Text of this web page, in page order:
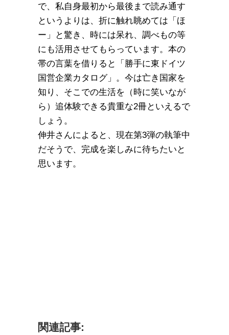
で、私自身最初から最後まで読み通す
というよりは、折に触れ眺めては「ほ
ー」と驚き、時には呆れ、調べもの等
にも活用させてもらっています。本の
帯の言葉を借りると「勝手に東ドイツ
国営企業カタログ」。今は亡き国家を
知り、そこでの生活を（時に笑いなが
ら）追体験できる貴重な2冊といえるで
しょう。
伸井さんによると、現在第3弾の執筆中
だそうで、完成を楽しみに待ちたいと
思います。
関連記事: